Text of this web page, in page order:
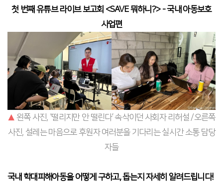
첫 번째 유튜브 라이브 보고회 <SAVE뭐하니?> -국내 아동보호
사업편
▲ 왼쪽 사진, '떨리지만 안 떨린다’ 속삭이던 사회자 리허설 /오른쪽
사진, 설레는 마음으로 후원자 여러분을 기다리는 실시간 소통 담당
자들
국내 학대피해아동을 어떻게 구하고,돕는지 자세히 알려드립니다!